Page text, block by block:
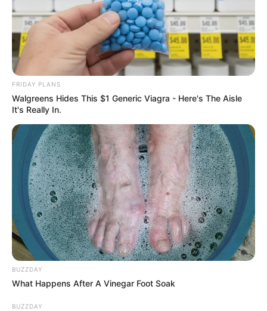
FRIDAY PLANS
Walgreens Hides This $1 Generic Viagra - Here's The Aisle
It's Really In.
BUZZDAY
What Happens After A Vinegar Foot Soak
BUZZDAY